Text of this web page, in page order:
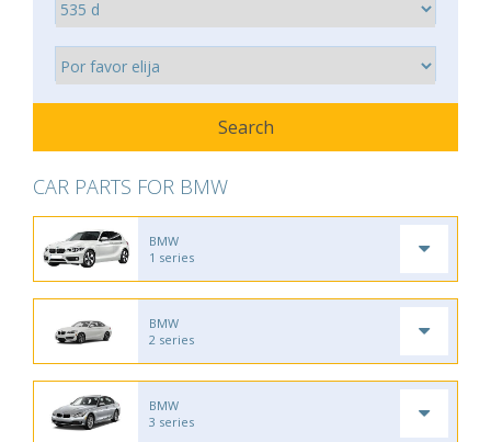
CAR PARTS FOR BMW
BMW
1 series
BMW
2 series
BMW
3 series